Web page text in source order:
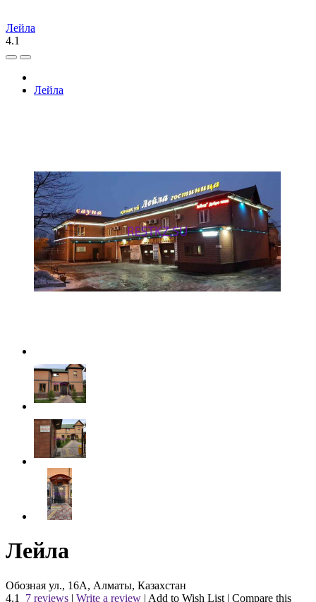
Лейла
4.1
Лейла
Лейла
Обозная ул., 16А, Алматы, Казахстан
4.1
7 reviews | Write a review | Add to Wish List | Compare this